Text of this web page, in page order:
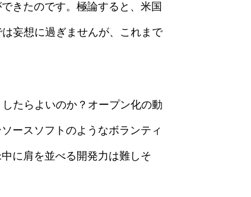
きたのです。極論すると、米国
妄想に過ぎませんが、これまで
たらよいのか？オープン化の動
ースソフトのようなボランティ
に肩を並べる開発力は難しそ